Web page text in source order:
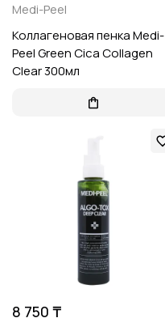
Medi-Peel
Коллагеновая пенка Medi-
Peel Green Cica Collagen
Clear 300мл
8 750 ₸